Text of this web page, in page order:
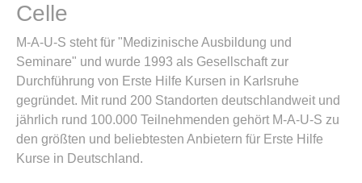
Celle
M-A-U-S steht für "Medizinische Ausbildung und
Seminare" und wurde 1993 als Gesellschaft zur
Durchführung von Erste Hilfe Kursen in Karlsruhe
gegründet. Mit rund 200 Standorten deutschlandweit und
jährlich rund 100.000 Teilnehmenden gehört M-A-U-S zu
den größten und beliebtesten Anbietern für Erste Hilfe
Kurse in Deutschland.